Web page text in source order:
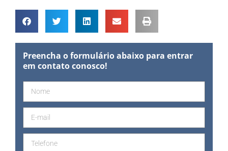
Preencha o formulário abaixo para entrar
em contato conosco!